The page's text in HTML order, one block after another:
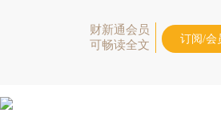
财新通会员
可畅读全文
订阅/会